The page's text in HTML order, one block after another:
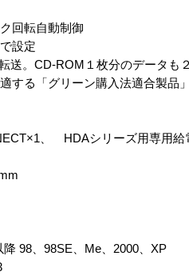
回転自動制御
設定
送。CD-ROM１枚分のデータも
る「グリーン購入法適合製品」
、 HDAシリーズ用専用給
98、98SE、Me、2000、XP